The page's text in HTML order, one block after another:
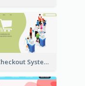
Self Checkout System Introduction Landing Page